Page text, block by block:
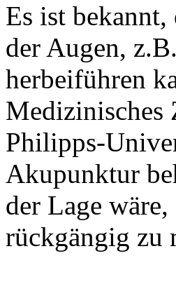
Es ist
der Augen,
herbeiführen
Philipps-
Akupunktur
der Lage
rückgängig zu